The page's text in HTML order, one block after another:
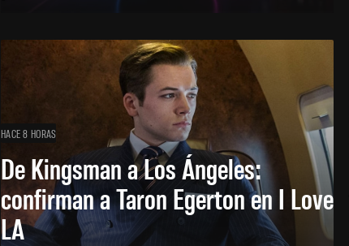
HACE 8 HORAS
De Kingsman a Los Ángeles:
confirman a Taron Egerton en I Love
LA